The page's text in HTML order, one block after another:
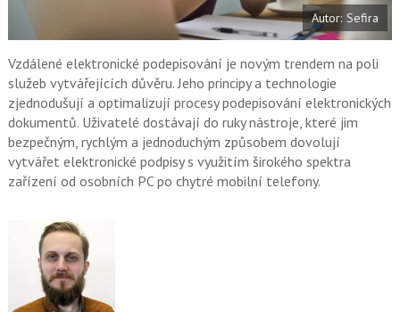
b
o
o
k
X
Autor: Sefira
Vzdálené elektronické podepisování je novým trendem na poli
služeb vytvářejících důvěru. Jeho principy a technologie
zjednodušují a optimalizují procesy podepisování elektronických
dokumentů. Uživatelé dostávají do ruky nástroje, které jim
bezpečným, rychlým a jednoduchým způsobem dovolují
vytvářet elektronické podpisy s využitím širokého spektra
zařízení od osobních PC po chytré mobilní telefony.